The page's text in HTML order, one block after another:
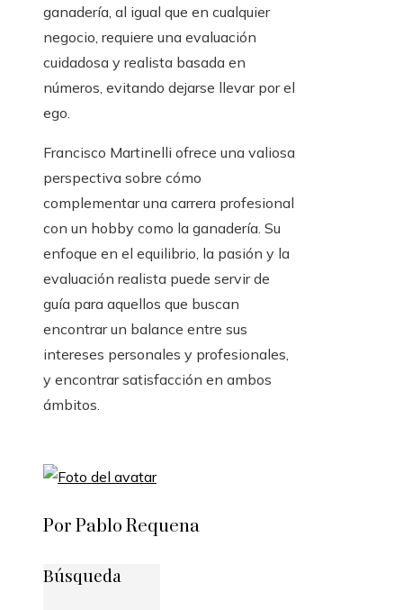
ganadería, al igual que en cualquier
negocio, requiere una evaluación
cuidadosa y realista basada en
números, evitando dejarse llevar por el
ego.
Francisco Martinelli ofrece una valiosa
perspectiva sobre cómo
complementar una carrera profesional
con un hobby como la ganadería. Su
enfoque en el equilibrio, la pasión y la
evaluación realista puede servir de
guía para aquellos que buscan
encontrar un balance entre sus
intereses personales y profesionales,
y encontrar satisfacción en ambos
ámbitos.
Por Pablo Requena
Búsqueda